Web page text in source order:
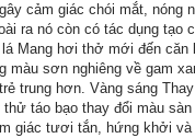
cảm giác chói mắt, nóng
ra nó còn có tác dụng tạo
Mang hơi thở mới đến căn
màu sơn nghiêng về gam
trung hơn. Vàng sáng
táo bạo thay đổi màu
giác tươi tắn, hứng khởi